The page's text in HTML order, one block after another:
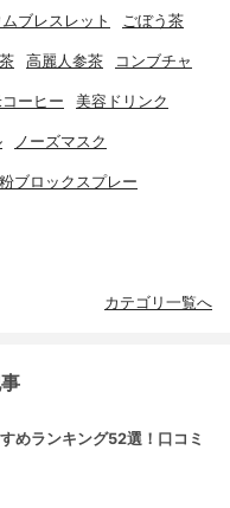
ブレスレット ごぼう茶
高麗人参茶 コンブチャ
ーヒー 美容ドリンク
ノーズマスク
ブロックスプレー
カテゴリ一覧へ
めランキング52選！口コミ